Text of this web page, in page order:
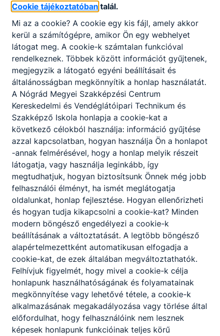
Széleskörű tájékozottság, jó kommunikációs
készség, problémamegoldó képesség,
vendégszeretet, szervezőképesség.
A SZAKKÉPZETTSÉGGEL RENDELKEZŐ
üzemelteti a vendéglátóhelyet;
marketing tevékenységet végez;
vendégekkel, partnerekkel kapcsolatot
tart;
karbantartásokat biztosít;
ügyel a vendéglátóhely környezetére;
vendégek számára programokat szervez;
logisztikai feladatokat ellát;
irányítja, szervezi és értékeli a
munkatársak munkáját;
kapcsolatot tart más szolgáltatókkal, más
szállásadókkal partneri viszonyt kialakítva
működteti a vendéglátó egységét.
Megosztás
Cookie tájékoztatóban talál.
Mi az a cookie? A cookie egy kis fájl, amely akkor
kerül a számítógépre, amikor Ön egy webhelyet
látogat meg. A cookie-k számtalan funkcióval
rendelkeznek. Többek között információt gyűjtenek,
megjegyzik a látogató egyéni beállításait és
általánosságban megkönnyítik a honlap használatát.
A Nógrád Megyei Szakképzési Centrum
Kereskedelmi és Vendéglátóipari Technikum és
Szakképző Iskola honlapja a cookie-kat a
következő célokból használja: információ gyűjtése
azzal kapcsolatban, hogyan használja Ön a honlapot
-annak felmérésével, hogy a honlap melyik részeit
látogatja, vagy használja leginkább, így
megtudhatjuk, hogyan biztosítsunk Önnek még jobb
felhasználói élményt, ha ismét meglátogatja
oldalunkat, honlap fejlesztése. Hogyan ellenőrizheti
és hogyan tudja kikapcsolni a cookie-kat? Minden
modern böngésző engedélyezi a cookie-k
beállításának a változtatását. A legtöbb böngésző
alapértelmezettként automatikusan elfogadja a
cookie-kat, de ezek általában megváltoztathatók.
Felhívjuk figyelmét, hogy mivel a cookie-k célja
honlapunk használhatóságának és folyamatainak
megkönnyítése vagy lehetővé tétele, a cookie-k
alkalmazásának megakadályozása vagy törlése által
előfordulhat, hogy felhasználóink nem lesznek
képesek honlapunk funkcióinak teljes körű